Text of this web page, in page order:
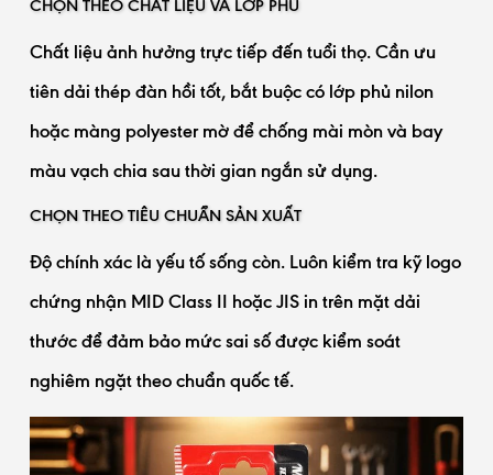
CHỌN THEO CHẤT LIỆU VÀ LỚP PHỦ
Chất liệu ảnh hưởng trực tiếp đến tuổi thọ. Cần ưu
tiên dải thép đàn hồi tốt, bắt buộc có lớp phủ nilon
hoặc màng polyester mờ để chống mài mòn và bay
màu vạch chia sau thời gian ngắn sử dụng.
CHỌN THEO TIÊU CHUẨN SẢN XUẤT
Độ chính xác là yếu tố sống còn. Luôn kiểm tra kỹ logo
chứng nhận MID Class II hoặc JIS in trên mặt dải
thước để đảm bảo mức sai số được kiểm soát
nghiêm ngặt theo chuẩn quốc tế.